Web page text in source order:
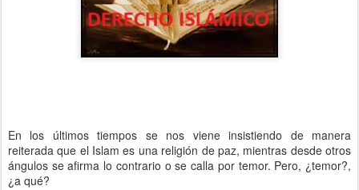
En los últimos tiempos se nos viene insistiendo de manera
reiterada que el Islam es una religión de paz, mientras desde otros
ángulos se afirma lo contrario o se calla por temor. Pero, ¿temor?,
¿a qué?